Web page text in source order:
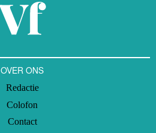
OVER ONS
Redactie
Colofon
Contact